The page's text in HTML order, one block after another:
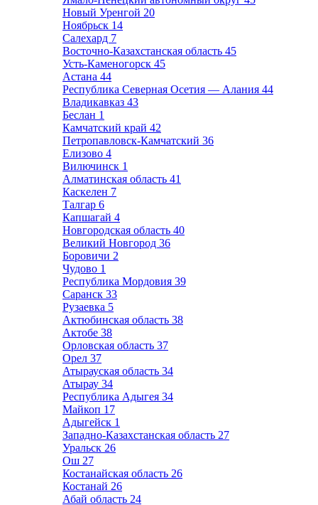
Новый Уренгой 20
Ноябрьск 14
Салехард 7
Восточно-Казахстанская область 45
Усть-Каменогорск 45
Астана 44
Республика Северная Осетия — Алания 44
Владикавказ 43
Беслан 1
Камчатский край 42
Петропавловск-Камчатский 36
Елизово 4
Вилючинск 1
Алматинская область 41
Каскелен 7
Талгар 6
Капшагай 4
Новгородская область 40
Великий Новгород 36
Боровичи 2
Чудово 1
Республика Мордовия 39
Саранск 33
Рузаевка 5
Актюбинская область 38
Актобе 38
Орловская область 37
Орел 37
Атырауская область 34
Атырау 34
Республика Адыгея 34
Майкоп 17
Адыгейск 1
Западно-Казахстанская область 27
Уральск 26
Ош 27
Костанайская область 26
Костанай 26
Абай область 24